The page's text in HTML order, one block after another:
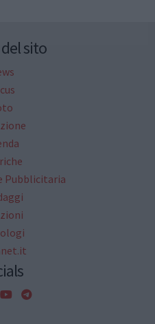
sito
Pubblicitaria